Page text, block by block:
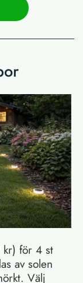
för 4 st
av solen
Välj